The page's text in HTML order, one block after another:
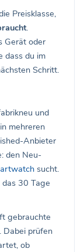
Preisklasse,
.
Gerät oder
dass du im
Schritt.
und
mehreren
Anbieter
den Neu-
sucht.
30 Tage
gebrauchte
Dabei prüfen
ob